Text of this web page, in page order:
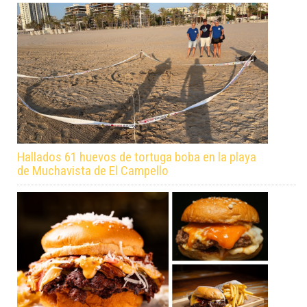
Hallados 61 huevos de tortuga boba en la playa
de Muchavista de El Campello